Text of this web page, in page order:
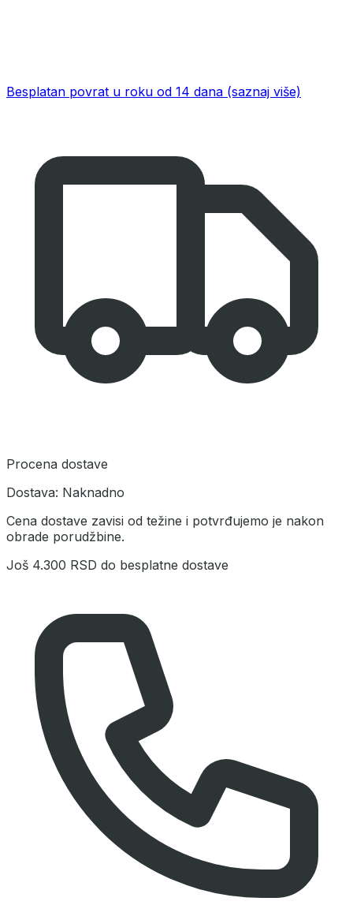
Besplatan povrat u roku od 14 dana (saznaj više)
Procena dostave
Dostava: Naknadno
Cena dostave zavisi od težine i potvrđujemo je nakon
obrade porudžbine.
Još 4.300 RSD do besplatne dostave